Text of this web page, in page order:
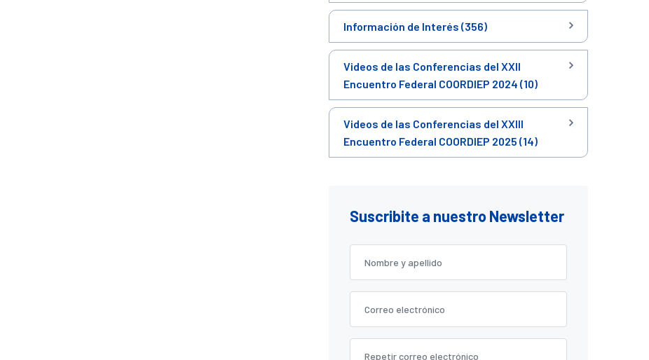
Información de Interés (356)
Videos de las Conferencias del XXII
Encuentro Federal COORDIEP 2024 (10)
Videos de las Conferencias del XXIII
Encuentro Federal COORDIEP 2025 (14)
Suscribite a nuestro Newsletter